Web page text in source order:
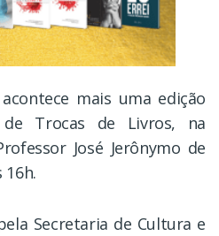
mais uma edição
Trocas de Livros, na
José Jerônymo de
16h.
Secretaria de Cultura e